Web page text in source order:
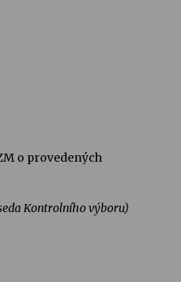
o provedených
Kontrolního výboru)